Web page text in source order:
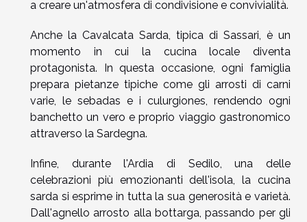
a creare un'atmosfera di condivisione e convivialità.
Anche la Cavalcata Sarda, tipica di Sassari, è un
momento in cui la cucina locale diventa
protagonista. In questa occasione, ogni famiglia
prepara pietanze tipiche come gli arrosti di carni
varie, le sebadas e i culurgiones, rendendo ogni
banchetto un vero e proprio viaggio gastronomico
attraverso la Sardegna.
Infine, durante l'Ardia di Sedilo, una delle
celebrazioni più emozionanti dell'isola, la cucina
sarda si esprime in tutta la sua generosità e varietà.
Dall'agnello arrosto alla bottarga, passando per gli